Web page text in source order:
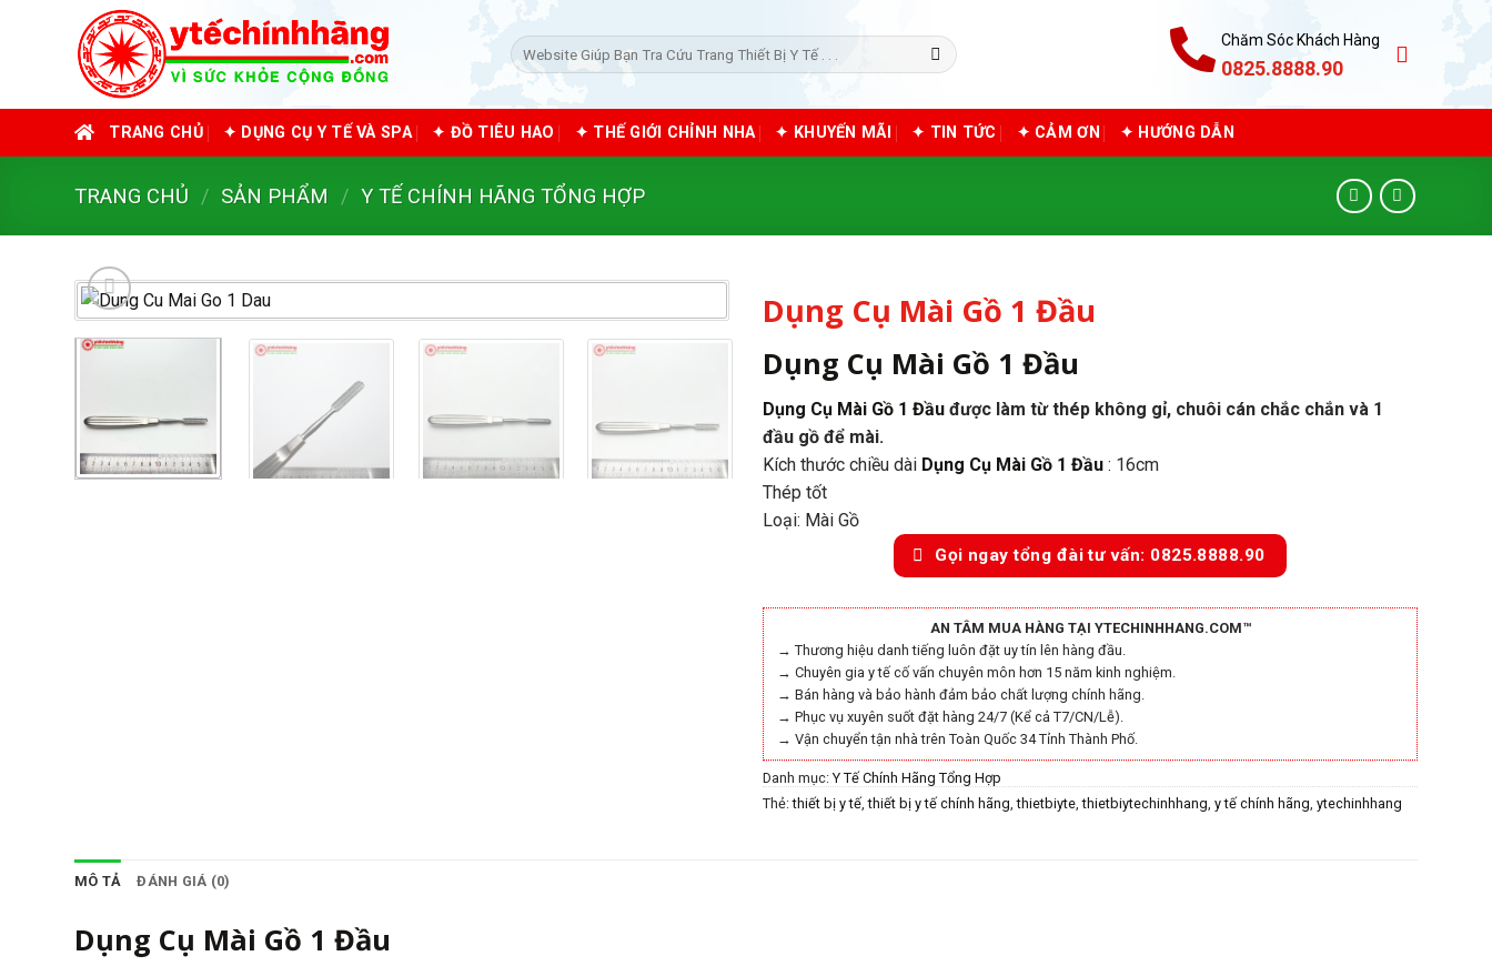
Tìm
kiếm:
Chăm Sóc Khách Hàng
0825.8888.90
TRANG CHỦ ✦ DỤNG CỤ Y TẾ VÀ SPA ✦ ĐỒ TIÊU HAO ✦ THẾ GIỚI CHỈNH NHA ✦ KHUYẾN MÃI ✦ TIN TỨC ✦ CẢM ƠN ✦ HƯỚNG DẪN
TRANG CHỦ / SẢN PHẨM / Y TẾ CHÍNH HÃNG TỔNG HỢP
Dụng Cụ Mài Gồ 1 Đầu
Dụng Cụ Mài Gồ 1 Đầu
Dụng Cụ Mài Gồ 1 Đầu được làm từ thép không gỉ, chuôi cán chắc chắn và 1
đầu gồ để mài.
Kích thước chiều dài Dụng Cụ Mài Gồ 1 Đầu : 16cm
Thép tốt
Loại: Mài Gồ
Gọi ngay tổng đài tư vấn: 0825.8888.90
AN TÂM MUA HÀNG TẠI YTECHINHHANG.COM™
→ Thương hiệu danh tiếng luôn đặt uy tín lên hàng đầu.
→ Chuyên gia y tế cố vấn chuyên môn hơn 15 năm kinh nghiệm.
→ Bán hàng và bảo hành đảm bảo chất lượng chính hãng.
→ Phục vụ xuyên suốt đặt hàng 24/7 (Kể cả T7/CN/Lễ).
→ Vận chuyển tận nhà trên Toàn Quốc 34 Tỉnh Thành Phố.
Danh mục: Y Tế Chính Hãng Tổng Hợp
Thẻ:thiết bị y tế,thiết bị y tế chính hãng,thietbiyte,thietbiytechinhhang, y tế chính hãng, ytechinhhang
MÔ TẢ ĐÁNH GIÁ (0)
Dụng Cụ Mài Gồ 1 Đầu